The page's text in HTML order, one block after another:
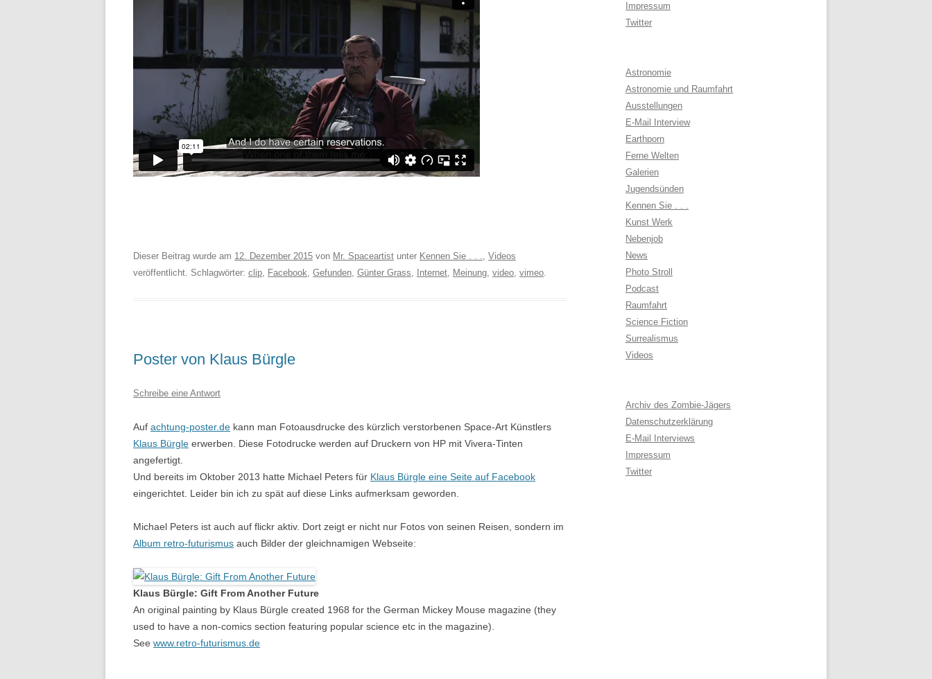
Dieser Beitrag wurde am 12. Dezember 2015 von Mr. Spaceartist unter Kennen Sie . . ., Videos
veröffentlicht. Schlagwörter: clip, Facebook, Gefunden, Günter Grass, Internet, Meinung, video, vimeo.
Poster von Klaus Bürgle
Schreibe eine Antwort
Auf achtung-poster.de kann man Fotoausdrucke des kürzlich verstorbenen Space-Art Künstlers
Klaus Bürgle erwerben. Diese Fotodrucke werden auf Druckern von HP mit Vivera-Tinten
angefertigt.
Und bereits im Oktober 2013 hatte Michael Peters für Klaus Bürgle eine Seite auf Facebook
eingerichtet. Leider bin ich zu spät auf diese Links aufmerksam geworden.
Michael Peters ist auch auf flickr aktiv. Dort zeigt er nicht nur Fotos von seinen Reisen, sondern im
Album retro-futurismus auch Bilder der gleichnamigen Webseite:
Klaus Bürgle: Gift From Another Future
An original painting by Klaus Bürgle created 1968 for the German Mickey Mouse magazine (they
used to have a non-comics section featuring popular science etc in the magazine).
See www.retro-futurismus.de
Impressum
Twitter
Astronomie
Astronomie und Raumfahrt
Ausstellungen
E-Mail Interview
Earthporn
Ferne Welten
Galerien
Jugendsünden
Kennen Sie . . .
Kunst Werk
Nebenjob
News
Photo Stroll
Podcast
Raumfahrt
Science Fiction
Surrealismus
Videos
Archiv des Zombie-Jägers
Datenschutzerklärung
E-Mail Interviews
Impressum
Twitter